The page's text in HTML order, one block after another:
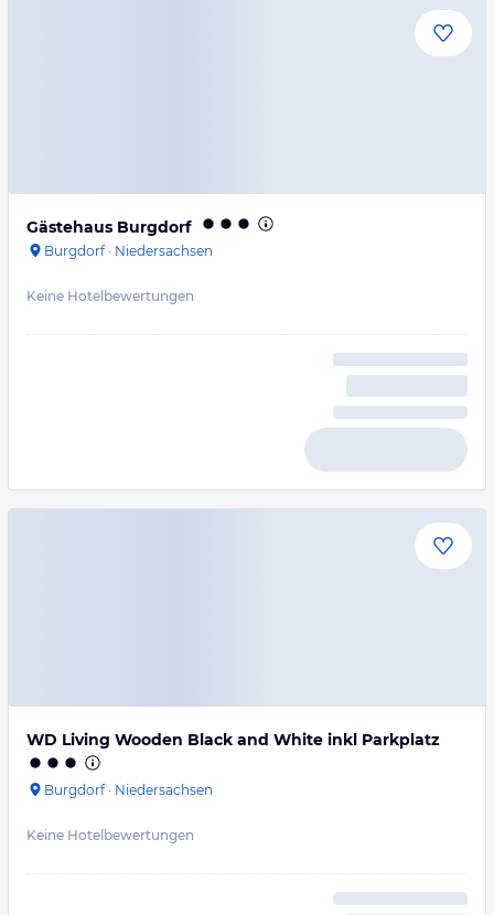
Gästehaus Burgdorf
Burgdorf· Niedersachsen
Keine Hotelbewertungen
WD Living Wooden Black and White inkl Parkplatz
Burgdorf· Niedersachsen
Keine Hotelbewertungen